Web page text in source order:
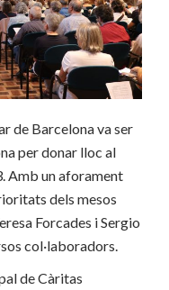
de Barcelona va ser
per donar lloc al
Amb un aforament
dels mesos
Forcades i Sergio
col·laboradors.
de Càritas